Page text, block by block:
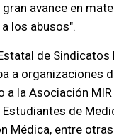
avance en
los abusos".
de Sindicatos
a organizaciones
la Asociación MIR
de
Médica, entre